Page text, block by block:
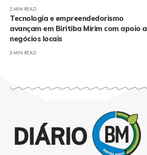
2 MIN READ
Tecnologia e empreendedorismo
avançam em Biritiba Mirim com apoio a
negócios locais
5 MIN READ